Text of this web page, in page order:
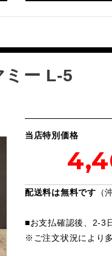
ミー L-5
当店特別価格
配送料は無料です （
■お支払確認後、2-3
※ ご注文状況により